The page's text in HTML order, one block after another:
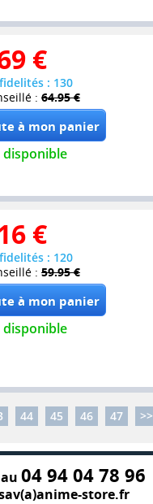
€
: 130
: 64.95 €
€
: 120
: 59.95 €
44 45 46 47 >>
04 94 04 78 96
store.fr